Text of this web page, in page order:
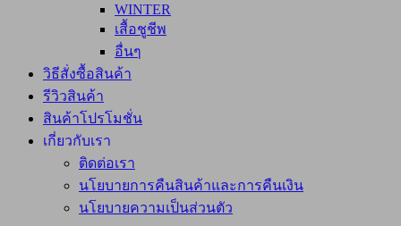
WINTER
เสื้อชูชีพ
อื่นๆ
วิธีสั่งซื้อสินค้า
รีวิวสินค้า
สินค้าโปรโมชั่น
เกี่ยวกับเรา
ติดต่อเรา
นโยบายการคืนสินค้าและการคืนเงิน
นโยบายความเป็นส่วนตัว